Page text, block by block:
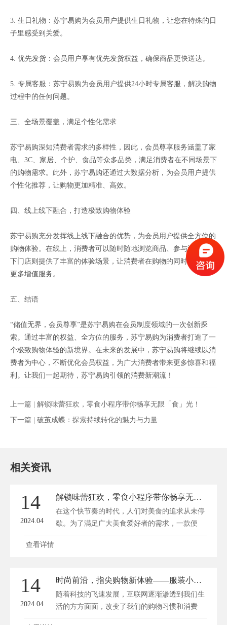
3. 生日礼物：苏宁易购为会员用户提供生日礼物，让您在特殊的日
子里感受到关爱。
4. 优先发货：会员用户享有优先发货权益，确保商品更快送达。
5. 专属客服：苏宁易购为会员用户提供24小时专属客服，解决购物
过程中的任何问题。
三、全场景覆盖，满足个性化需求
苏宁易购深知消费者需求的多样性，因此，会员尊享服务涵盖了家
电、3C、家居、个护、食品等众多品类，满足消费者在不同场景下
的购物需求。此外，苏宁易购还通过大数据分析，为会员用户提供
个性化推荐，让购物更加精准、高效。
四、线上线下融合，打造极致购物体验
苏宁易购充分发挥线上线下融合的优势，为会员用户提供全方位的
购物体验。在线上，消费者可以随时随地浏览商品、参与活动；线
下门店则提供了丰富的体验场景，让消费者在购物的同时，享受到
更多增值服务。
五、结语
“储值无界，会员尊享”是苏宁易购在会员制度领域的一次创新探
索。通过丰富的权益、全方位的服务，苏宁易购为消费者打造了一
个极致购物体验的新境界。在未来的发展中，苏宁易购将继续以消
费者为中心，不断优化会员权益，为广大消费者带来更多惊喜和福
利。让我们一起期待，苏宁易购引领的消费新潮流！
上一篇 | 解锁味蕾狂欢，零食小程序带你畅享无限「食」光！
下一篇 | 破茧成蝶：探索持续转化的魅力与力量
相关资讯
14
2024.04
解锁味蕾狂欢，零食小程序带你畅享无限「食」光！
在这个快节奏的时代，人们对美食的追求从未停
歇。为了满足广大美食爱好者的需求，一款便
捷...
查看详情
14
2024.04
时尚前沿，指尖购物新体验——服装小程序商城潮涌来袭！
随着科技的飞速发展，互联网逐渐渗透到我们生
活的方方面面，改变了我们的购物习惯和消费
模...